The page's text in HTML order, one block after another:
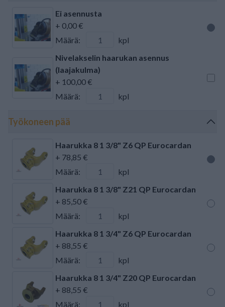
Ei asennusta
+ 0,00 €
Määrä:
kpl
Nivelakselin haarukan asennus
(laajakulma)
+ 100,00 €
Määrä:
kpl
Työkoneen pää
Haarukka 8 1 3/8" Z6 QP Eurocardan
+ 78,85 €
Määrä:
kpl
Haarukka 8 1 3/8" Z21 QP Eurocardan
+ 85,50 €
Määrä:
kpl
Haarukka 8 1 3/4" Z6 QP Eurocardan
+ 88,55 €
Määrä:
kpl
Haarukka 8 1 3/4" Z20 QP Eurocardan
+ 88,55 €
Määrä:
kpl